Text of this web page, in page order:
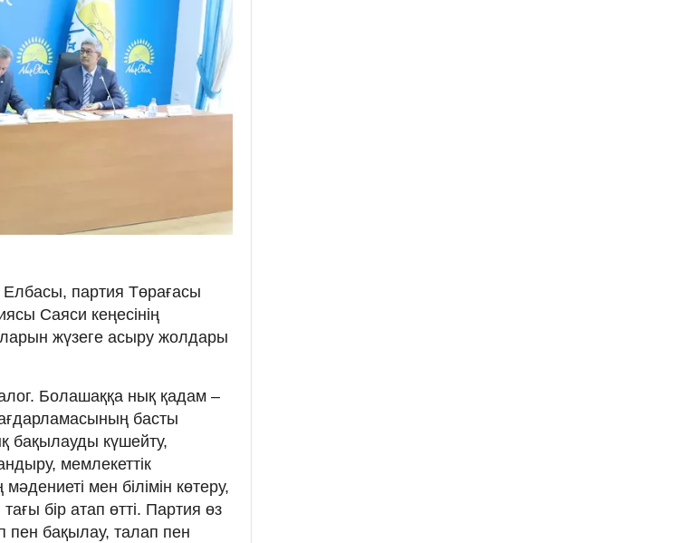
Елбасы, партия Төрағасы
Саяси кеңесінің
жүзеге асыру жолдары
Болашаққа нық қадам –
басты
бақылауды күшейту,
мемлекеттік
мен білімін көтеру,
бір атап өтті. Партия өз
пен бақылау, талап пен